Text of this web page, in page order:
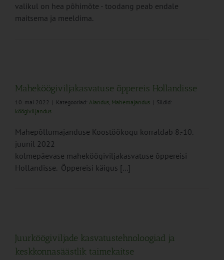
valikul on hea põhimõte - toodang peab endale
maitsema ja meeldima.
Maheköögiviljakasvatuse õppereis Hollandisse
10. mai 2022 | Kategooriad: Aiandus, Mahemajandus | Sildid:
köögiviljandus
Mahepõllumajanduse Koostöökogu korraldab 8.-10.
juunil 2022
kolmepäevase maheköögiviljakasvatuse õppereisi
Hollandisse. Õppereisi käigus [...]
Juurköögiviljade kasvatustehnoloogiad ja
keskkonnasäästlik taimekaitse